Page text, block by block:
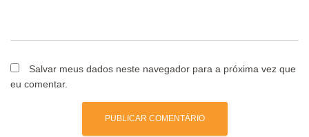
Salvar meus dados neste navegador para a próxima vez que
eu comentar.